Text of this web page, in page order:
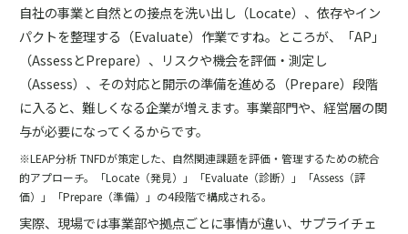
自社の事業と自然との接点を洗い出し（Locate）、依存やイン
パクトを整理する（Evaluate）作業ですね。ところが、「AP」
（AssessとPrepare）、リスクや機会を評価・測定し
（Assess）、その対応と開示の準備を進める（Prepare）段階
に入ると、難しくなる企業が増えます。事業部門や、経営層の関
与が必要になってくるからです。
※LEAP分析 TNFDが策定した、自然関連課題を評価・管理するための統合
的アプローチ。「Locate（発見）」「Evaluate（診断）」「Assess（評
価）」「Prepare（準備）」の4段階で構成される。
実際、現場では事業部や拠点ごとに事情が違い、サプライチェ